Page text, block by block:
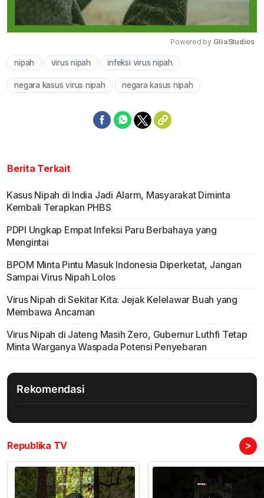
Powered by GliaStudios
nipah virus nipah infeksi virus nipah
negara kasus virus nipah negara kasus nipah
Berita Terkait
Kasus Nipah di India Jadi Alarm, Masyarakat Diminta
Kembali Terapkan PHBS
PDPI Ungkap Empat Infeksi Paru Berbahaya yang
Mengintai
BPOM Minta Pintu Masuk Indonesia Diperketat, Jangan
Sampai Virus Nipah Lolos
Virus Nipah di Sekitar Kita: Jejak Kelelawar Buah yang
Membawa Ancaman
Virus Nipah di Jateng Masih Zero, Gubernur Luthfi Tetap
Minta Warganya Waspada Potensi Penyebaran
Rekomendasi
Republika TV >